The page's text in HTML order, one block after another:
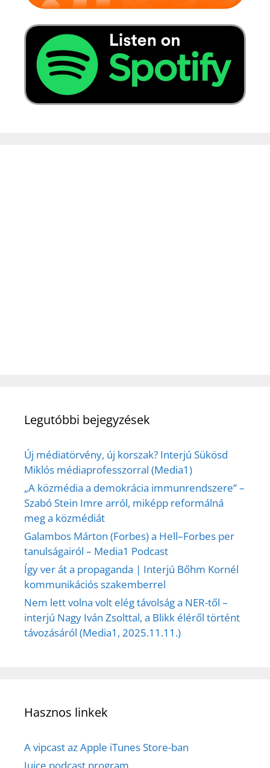
Legutóbbi bejegyzések
Új médiatörvény, új korszak? Interjú Sükösd
Miklós médiaprofesszorral (Media1)
„A közmédia a demokrácia immunrendszere” –
Szabó Stein Imre arról, miképp reformálná
meg a közmédiát
Galambos Márton (Forbes) a Hell–Forbes per
tanulságairól – Media1 Podcast
Így ver át a propaganda | Interjú Bőhm Kornél
kommunikációs szakemberrel
Nem lett volna volt elég távolság a NER-től –
interjú Nagy Iván Zsolttal, a Blikk éléről történt
távozásáról (Media1, 2025.11.11.)
Hasznos linkek
A vipcast az Apple iTunes Store-ban